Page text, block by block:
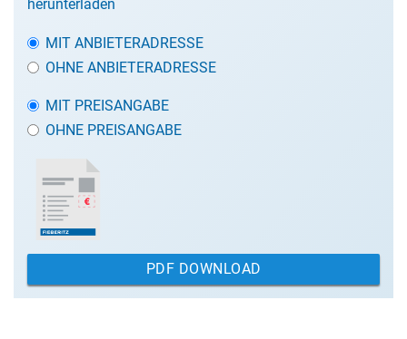
herunterladen
MIT ANBIETERADRESSE
OHNE ANBIETERADRESSE
MIT PREISANGABE
OHNE PREISANGABE
PDF DOWNLOAD